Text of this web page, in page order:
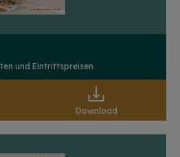
und Eintrittspreisen
Download